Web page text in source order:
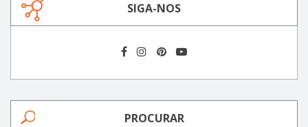
SIGA-NOS
PROCURAR